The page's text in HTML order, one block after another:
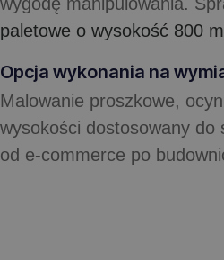
paletowe o wysokość 800
Opcja wykonania na
Malowanie proszkowe,
wysokości dostosowany do
od e-commerce po